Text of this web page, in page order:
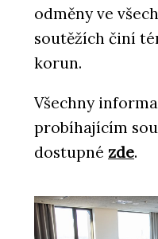
odměny ve
soutěžích činí
korun.
Všechny
probíhajícím
dostupné zde.